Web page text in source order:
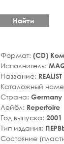
Найти
Формат: (CD)
Исполнитель:
Название:
Каталожный
Страна: Germany
Лейбл: Repertoire
Год выпуска: 2001
Тип издания:
Состояние